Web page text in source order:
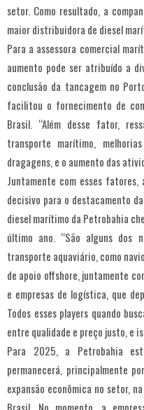
setor. Como resultado, a
maior distribuidora de diesel
Para a assessora comercial
aumento pode ser atribuído a
conclusão da tancagem no
facilitou o fornecimento de
Brasil. “Além desse fator,
transporte marítimo,
dragagens, e o aumento das
Juntamente com esses
decisivo para o destacamento
diesel marítimo da Petrobahia
último ano. “São alguns dos
transporte aquaviário, como
de apoio offshore, juntamente
e empresas de logística, que
Todos esses players quando
entre qualidade e preço justo, e
Para 2025, a Petrobahia
permanecerá, principalmente
expansão econômica no setor,